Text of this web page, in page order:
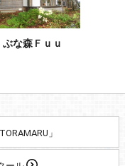
な森Ｆｕｕ
」